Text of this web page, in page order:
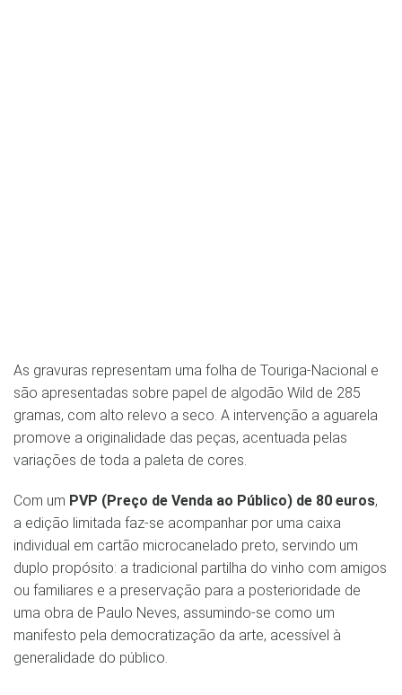
As gravuras representam uma folha de Touriga-Nacional e
são apresentadas sobre papel de algodão Wild de 285
gramas, com alto relevo a seco. A intervenção a aguarela
promove a originalidade das peças, acentuada pelas
variações de toda a paleta de cores.
Com um PVP (Preço de Venda ao Público) de 80 euros,
a edição limitada faz-se acompanhar por uma caixa
individual em cartão microcanelado preto, servindo um
duplo propósito: a tradicional partilha do vinho com amigos
ou familiares e a preservação para a posterioridade de
uma obra de Paulo Neves, assumindo-se como um
manifesto pela democratização da arte, acessível à
generalidade do público.